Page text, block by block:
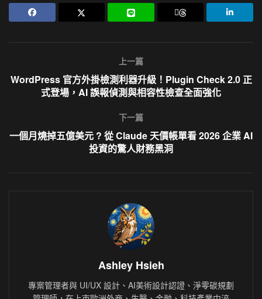
上一篇
WordPress 官方外掛檢測利器升級！Plugin Check 2.0 正
式登場，AI 誤報偵測與相容性檢查全面強化
下一篇
一個月燒掉五億美元 ? 從 Claude 天價帳單看 2026 企業 AI
投資的驚人財務黑洞
Ashley Hsieh
專案管理者與 UI/UX 設計、AI美術設計認證、淨零碳規劃